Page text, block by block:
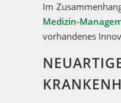
Im
Medizin-
vorhandenes